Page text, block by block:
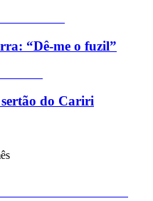
“Dê-me o fuzil”
do Cariri